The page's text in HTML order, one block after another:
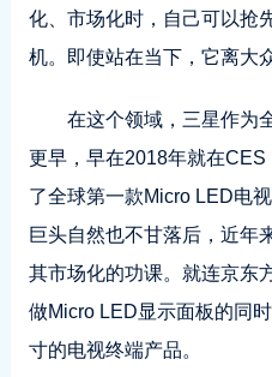
化、市场化时，自己可以抢
机。即使站在当下，它离大
在这个领域，三星作为
更早，早在2018年就在
了全球第一款Micro LED电
巨头自然也不甘落后，近年
其市场化的功课。就连京东
做Micro LED显示面板的同
寸的电视终端产品。